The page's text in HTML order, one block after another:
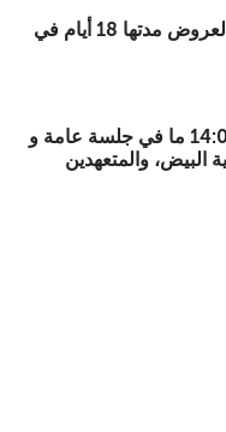
والمتعهدين
اليوم الأخير من الأجل المحدد لتحضير العروض مدتها 18 أيام في
تتم عملية فتح الأظرفة على الساعة 14:00 ما في جلسة عامة و
البيض، والمتعهدين